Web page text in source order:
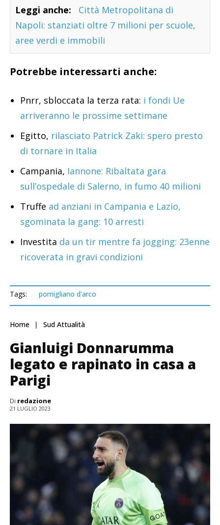
Leggi anche:
Città Metropolitana di
Napoli: stanziati oltre 7 milioni per scuole,
aree verdi e immobili
Potrebbe interessarti anche:
Pnrr, sbloccata la terza rata: i fondi Ue
arriveranno le prossime settimane
Egitto, rilasciato Patrick Zaki: spero presto
di tornare in Italia
Campania, Iannone: Ribaltata gara
sull’ospedale di Salerno, in fumo 40 milioni
Truffe ad anziani in Campania e Lazio,
sgominata la gang: 10 arresti
Investita da un tir mentre fa jogging: 23enne
ricoverata in gravi condizioni
Tags: pomigliano d'arco
Home Sud Attualità
Gianluigi Donnarumma
legato e rapinato in casa a
Parigi
Di redazione
21 LUGLIO 2023